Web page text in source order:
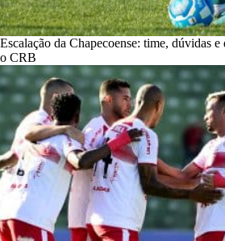
Escalação da Chapecoense: time, dúvidas e
o CRB